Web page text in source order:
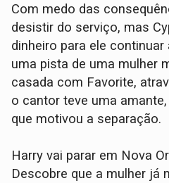
Com medo das
desistir do serviço, mas
dinheiro para ele
uma pista de uma mulher
casada com Favorite,
o cantor teve uma
que motivou a separação.
Harry vai parar em Nova
Descobre que a mulher já